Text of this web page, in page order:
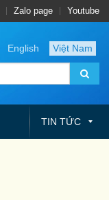
Zalo page Youtube
English Việt Nam
TIN TỨC